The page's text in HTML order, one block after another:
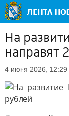
На
направят
4 июня 2026, 12:29